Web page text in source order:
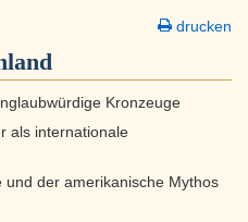
drucken
Kronzeuge
als internationale
und der amerikanische Mythos